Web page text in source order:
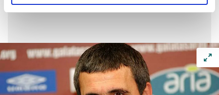
Her halükârda, kullanıcılar, bu çerezlere izin vermedikleri
takdirde, kullanıcılara hedefli reklamlar
gösterilmeyecektir."
Sizlere daha iyi bir hizmet sunabilmek için İnternet